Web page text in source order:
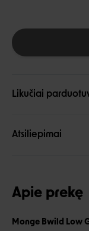
Likučiai
Atsiliepimai
Apie prekę
Monge Bwild Low